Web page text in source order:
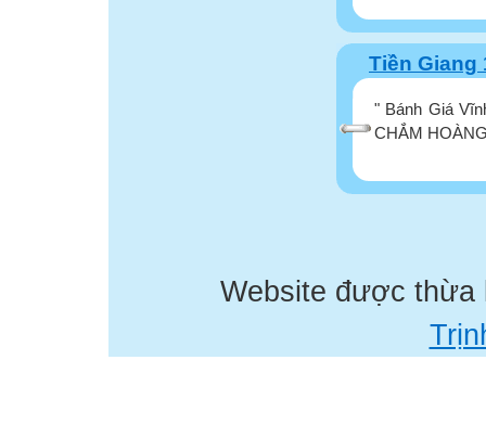
Tiền Giang
" Bánh Giá
CHẮM
Website được